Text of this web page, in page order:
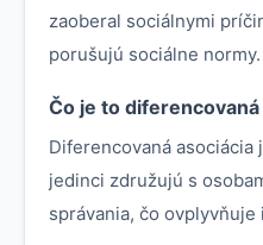
zaoberal sociálnymi
porušujú sociálne normy.
Čo je to diferencovaná
Diferencovaná
jedinci združujú s
správania, čo